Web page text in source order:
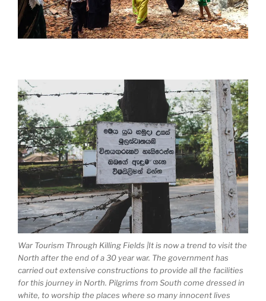
War Tourism Through Killing Fields |It is now a trend to visit the
North after the end of a 30 year war. The government has
carried out extensive constructions to provide all the facilities
for this journey in North. Pilgrims from South come dressed in
white, to worship the places where so many innocent lives